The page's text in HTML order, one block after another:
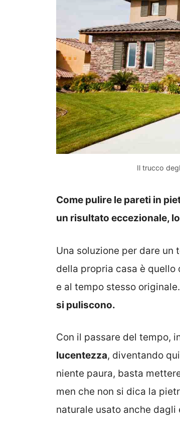
Il trucco
Come pulire le pareti in
un risultato eccezionale,
Una soluzione per dare
della propria casa è quello
e al tempo stesso
si puliscono.
Con il passare del tempo,
lucentezza, diventando
niente paura, basta
men che non si dica la
naturale usato anche